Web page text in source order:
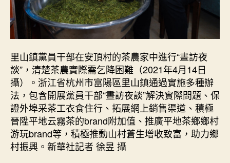
里山鎮黨員干部在安頂村的茶農家中進行“晝訪夜
談”，清楚茶農實際需乞降困難（2021年4月14日
攝）。浙江省杭州市富陽區里山鎮通過實施多種辦
法，包含開展黨員干部“晝訪夜談”解決實際問題、保
證外埠采茶工衣食住行、拓展網上銷售渠道、積極
晉陞平地云霧茶的brand附加值、推廣平地茶鄉鄉村
游玩brand等，積極推動山村蒼生增收致富，助力鄉
村振興。新華社記者 徐昱 攝